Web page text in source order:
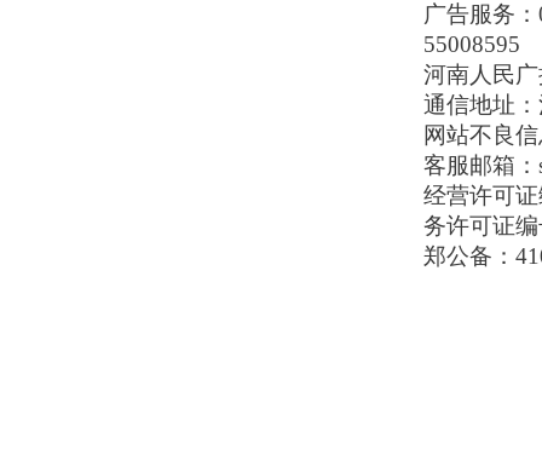
广告服务
55008595
河南人民
通信地址：
网站不良
客服邮箱：
经营许可
务许可证
郑公备：